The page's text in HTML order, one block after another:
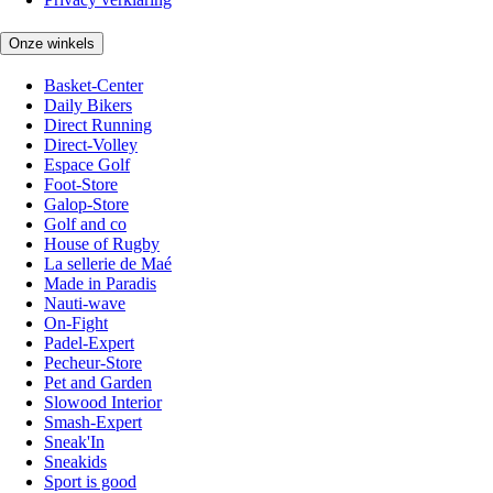
Onze winkels
Basket-Center
Daily Bikers
Direct Running
Direct-Volley
Espace Golf
Foot-Store
Galop-Store
Golf and co
House of Rugby
La sellerie de Maé
Made in Paradis
Nauti-wave
On-Fight
Padel-Expert
Pecheur-Store
Pet and Garden
Slowood Interior
Smash-Expert
Sneak'In
Sneakids
Sport is good